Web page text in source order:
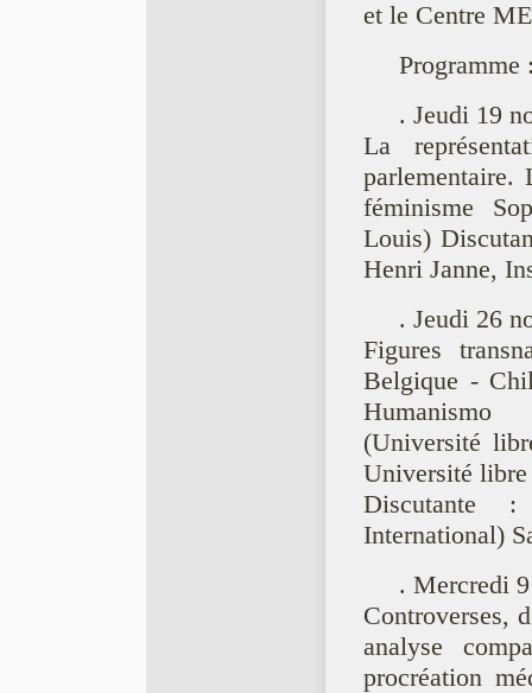
et le Centre
Programme
. Jeudi 19
La
parlementaire.
féminisme
Louis)
Henri Janne,
. Jeudi 26
Figures
Belgique -
Humanismo
(Université
Université
Discutante
International)
. Mercredi
Controverses,
analyse
procréation